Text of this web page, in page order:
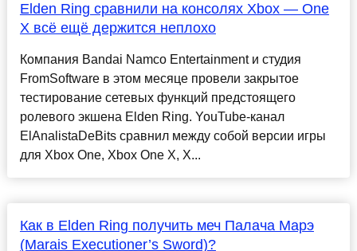
Elden Ring сравнили на консолях Xbox — One
X всё ещё держится неплохо
Компания Bandai Namco Entertainment и студия
FromSoftware в этом месяце провели закрытое
тестирование сетевых функций предстоящего
ролевого экшена Elden Ring. YouTube-канал
ElAnalistaDeBits сравнил между собой версии игры
для Xbox One, Xbox One X, X...
Как в Elden Ring получить меч Палача Марэ
(Marais Executioner’s Sword)?